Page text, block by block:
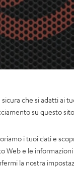
che si adatti ai
su questo
i tuoi dati e
e le informazioni
la nostra